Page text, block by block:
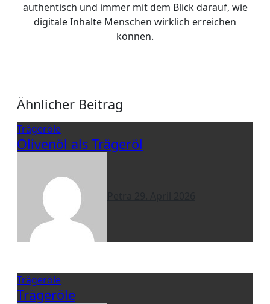
authentisch und immer mit dem Blick darauf, wie
digitale Inhalte Menschen wirklich erreichen
können.
Ähnlicher Beitrag
Trägeröle
Olivenöl als Trägeröl
Trägeröle
Trägeröle